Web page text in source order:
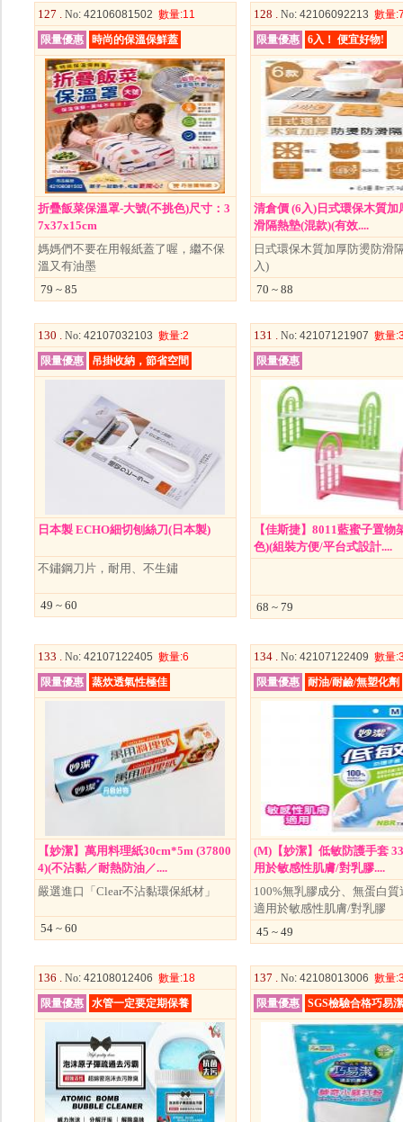
127 . No: 42106081502 數量:11
限量優惠
時尚的保溫保鮮蓋
折疊飯菜保溫罩-大號(不挑色)尺寸：3
7x37x15cm
媽媽們不要在用報紙蓋了喔，繼不保
溫又有油墨
79 ~ 85
128 . No: 42106092213 數量
限量優惠
6入！ 便宜好物!
清倉價 (6入)日式環保木質加
滑隔熱墊(混款)(有效....
日式環保木質加厚防燙防滑
入)
70 ~ 88
130 . No: 42107032103 數量:2
限量優惠
吊掛收納，節省空間
日本製 ECHO細切刨絲刀(日本製)
不鏽鋼刀片，耐用、不生鏽
49 ~ 60
131 . No: 42107121907 數量
限量優惠
【佳斯捷】8011藍蜜子置物
色)(組裝方便/平台式設計....
68 ~ 79
133 . No: 42107122405 數量:6
限量優惠
蒸炊透氣性極佳
【妙潔】萬用料理紙30cm*5m (37800
4)(不沾黏／耐熱防油／....
嚴選進口「Clear不沾黏環保紙材」
54 ~ 60
134 . No: 42107122409 數量
限量優惠
耐油/耐鹼/無塑化劑
(M)【妙潔】低敏防護手套
用於敏感性肌膚/對乳膠....
100%無乳膠成分、無蛋白質
適用於敏感性肌膚/對乳膠
45 ~ 49
136 . No: 42108012406 數量:18
限量優惠
水管一定要定期保養
137 . No: 42108013006 數量
限量優惠
SGS檢驗合格巧易